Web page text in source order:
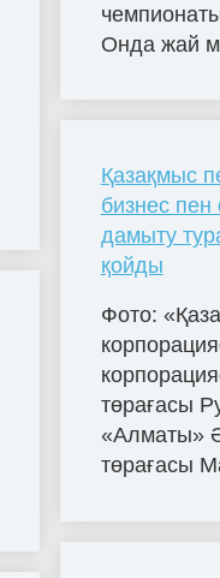
Онда жай
Қазақмыс
бизнес пен
дамыту
қойды
Фото:
төрағасы
«Алматы»
төрағасы